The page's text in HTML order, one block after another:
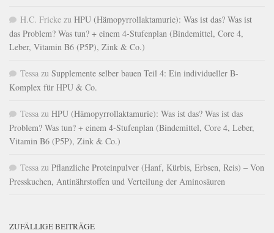
H.C. Fricke zu HPU (Hämopyrrollaktamurie): Was ist das? Was ist
das Problem? Was tun? + einem 4-Stufenplan (Bindemittel, Core 4,
Leber, Vitamin B6 (P5P), Zink & Co.)
Tessa zu Supplemente selber bauen Teil 4: Ein individueller B-
Komplex für HPU & Co.
Tessa zu HPU (Hämopyrrollaktamurie): Was ist das? Was ist das
Problem? Was tun? + einem 4-Stufenplan (Bindemittel, Core 4, Leber,
Vitamin B6 (P5P), Zink & Co.)
Tessa zu Pflanzliche Proteinpulver (Hanf, Kürbis, Erbsen, Reis) – Von
Presskuchen, Antinährstoffen und Verteilung der Aminosäuren
ZUFÄLLIGE BEITRÄGE